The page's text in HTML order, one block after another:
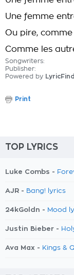
Une femme
Ou pire,
Comme les
Songwriters:
Publisher:
Powered by LyricFind
Print
TOP LYRICS
Luke Combs -
AJR - Bang! lyrics
24kGoldn - Mood
Justin Bieber -
Ava Max - Kings &